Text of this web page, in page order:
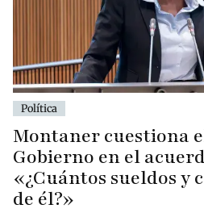
Política
Montaner cuestiona
Gobierno en el
«¿Cuántos sueldos y
de él?»